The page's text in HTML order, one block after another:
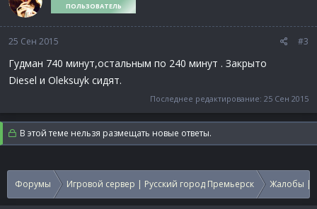
ПОЛЬЗОВАТЕЛЬ
25 Сен 2015 #3
Гудман 740 минут,остальным по 240 минут . Закрыто
Diesel и Oleksuyk сидят.
Последнее редактирование: 25 Сен 2015
В этой теме нельзя размещать новые ответы.
Форумы Игровой сервер | Русский город Премьерск Жалобы |